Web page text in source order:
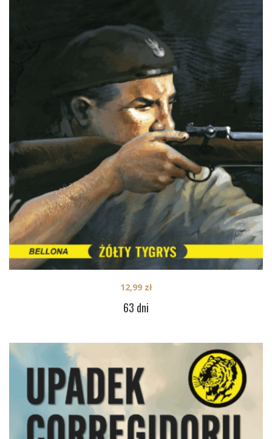
63 dni
12,99 zł